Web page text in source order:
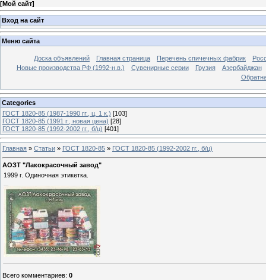
[Мой сайт]
Вход на сайт
Меню сайта
Доска объявлений Главная страница Перечень спичечных фабрик
Новые производства РФ (1992-н.в.)
Сувенирные серии Грузия
Азербайджан
Categories
ГОСТ 1820-85 (1987-1990 гг., ц. 1 к.) [103]
ГОСТ 1820-85 (1991 г., новая цена) [28]
ГОСТ 1820-85 (1992-2002 гг., б/ц) [401]
Главная » Статьи » ГОСТ 1820-85 » ГОСТ 1820-85 (1992-2002 гг., б/ц)
АОЗТ "Лакокрасочный завод"
1999 г. Одиночная этикетка.
Всего комментариев: 0